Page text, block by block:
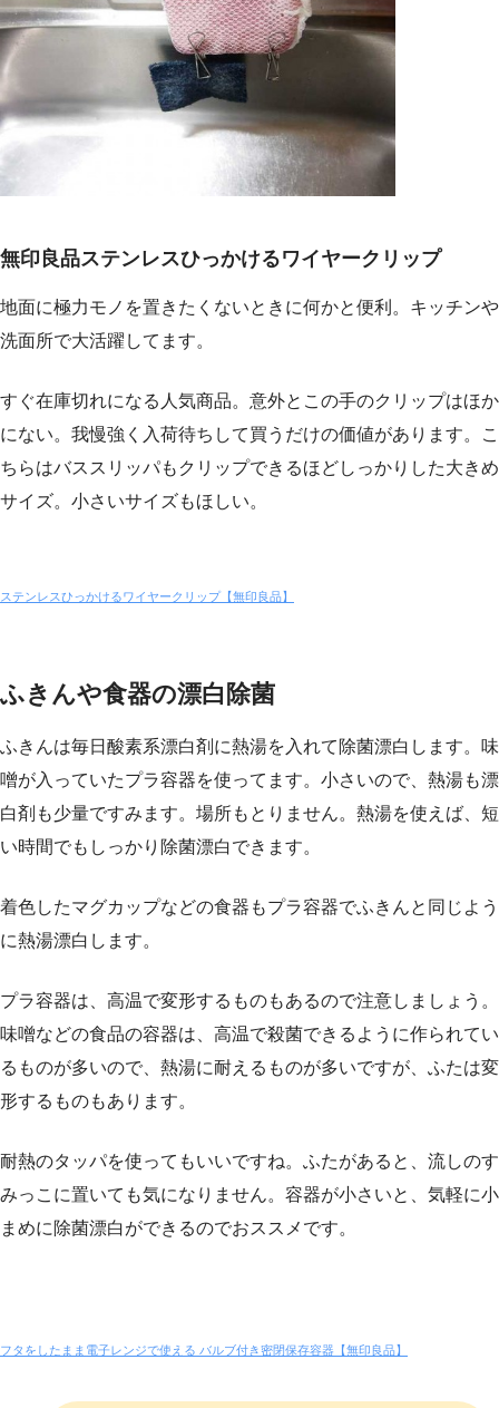
無印良品ステンレスひっかけるワイヤークリップ
地面に極力モノを置きたくないときに何かと便利。キッチンや
洗面所で大活躍してます。
すぐ在庫切れになる人気商品。意外とこの手のクリップはほか
にない。我慢強く入荷待ちして買うだけの価値があります。こ
ちらはバススリッパもクリップできるほどしっかりした大きめ
サイズ。小さいサイズもほしい。
ステンレスひっかけるワイヤークリップ【無印良品】
ふきんや食器の漂白除菌
ふきんは毎日酸素系漂白剤に熱湯を入れて除菌漂白します。味
噌が入っていたプラ容器を使ってます。小さいので、熱湯も漂
白剤も少量ですみます。場所もとりません。熱湯を使えば、短
い時間でもしっかり除菌漂白できます。
着色したマグカップなどの食器もプラ容器でふきんと同じよう
に熱湯漂白します。
プラ容器は、高温で変形するものもあるので注意しましょう。
味噌などの食品の容器は、高温で殺菌できるように作られてい
るものが多いので、熱湯に耐えるものが多いですが、ふたは変
形するものもあります。
耐熱のタッパを使ってもいいですね。ふたがあると、流しのす
みっこに置いても気になりません。容器が小さいと、気軽に小
まめに除菌漂白ができるのでおススメです。
フタをしたまま電子レンジで使える バルブ付き密閉保存容器【無印良品】